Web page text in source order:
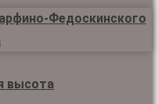
Федоскинского
высота